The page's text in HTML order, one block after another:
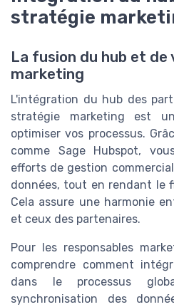
stratégie
La fusion du hub et
marketing
L'intégration du hub des
stratégie marketing est
optimiser vos processus.
comme Sage Hubspot,
efforts de gestion
données, tout en rendant le
Cela assure une harmonie
et ceux des partenaires.
Pour les responsables
comprendre comment
dans le processus
synchronisation des